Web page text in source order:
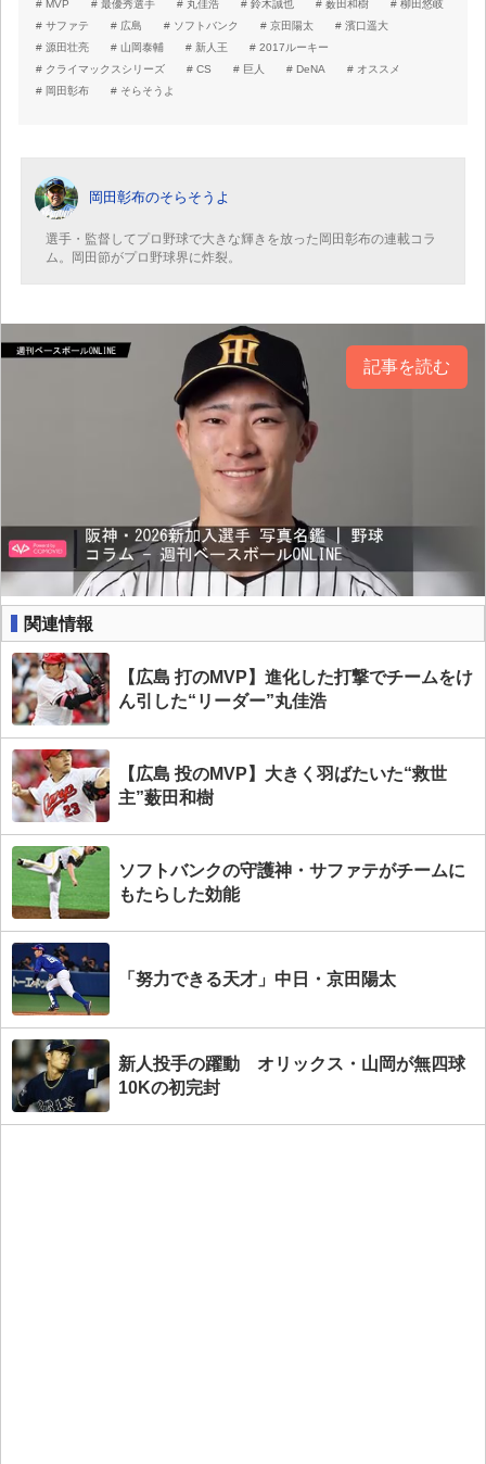
MVP 最優秀選手 丸佳浩 鈴木誠也 薮田和樹
柳田悠岐
サファテ
広島 ソフトバンク 京田陽太
濱口遥大
源田壮亮
山岡泰輔 新人王
2017ルーキー
クライマックスシリーズ
CS 巨人 DeNA
オススメ
岡田彰布
そらそうよ
岡田彰布のそらそうよ
選手・監督してプロ野球で大きな輝きを放った岡田彰布の連載コラ
ム。岡田節がプロ野球界に炸裂。
記事を読む
関連情報
【広島 打のMVP】進化した打撃でチームをけ
ん引した“リーダー”丸佳浩
【広島 投のMVP】大きく羽ばたいた“救世
主”薮田和樹
ソフトバンクの守護神・サファテがチームに
もたらした効能
「努力できる天才」中日・京田陽太
新人投手の躍動 オリックス・山岡が無四球
10Kの初完封